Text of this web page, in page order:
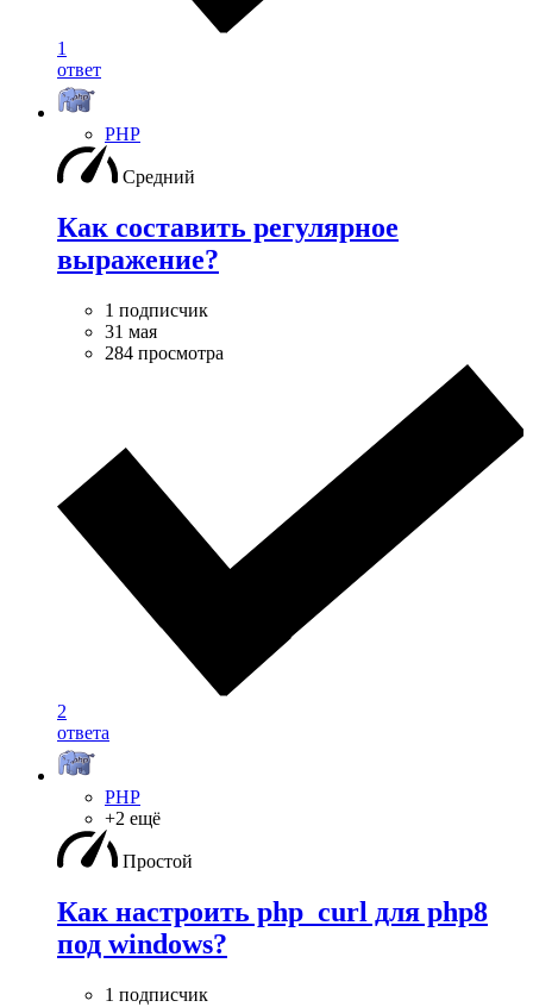
1
ответ
PHP
Средний
Как составить регулярное
выражение?
1 подписчик
31 мая
284 просмотра
2
ответа
PHP
+2 ещё
Простой
Как настроить php_curl для php8
под windows?
1 подписчик